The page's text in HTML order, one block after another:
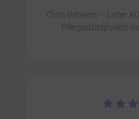
Chris Behrens – Leiter
Pflegestützpunkte
  